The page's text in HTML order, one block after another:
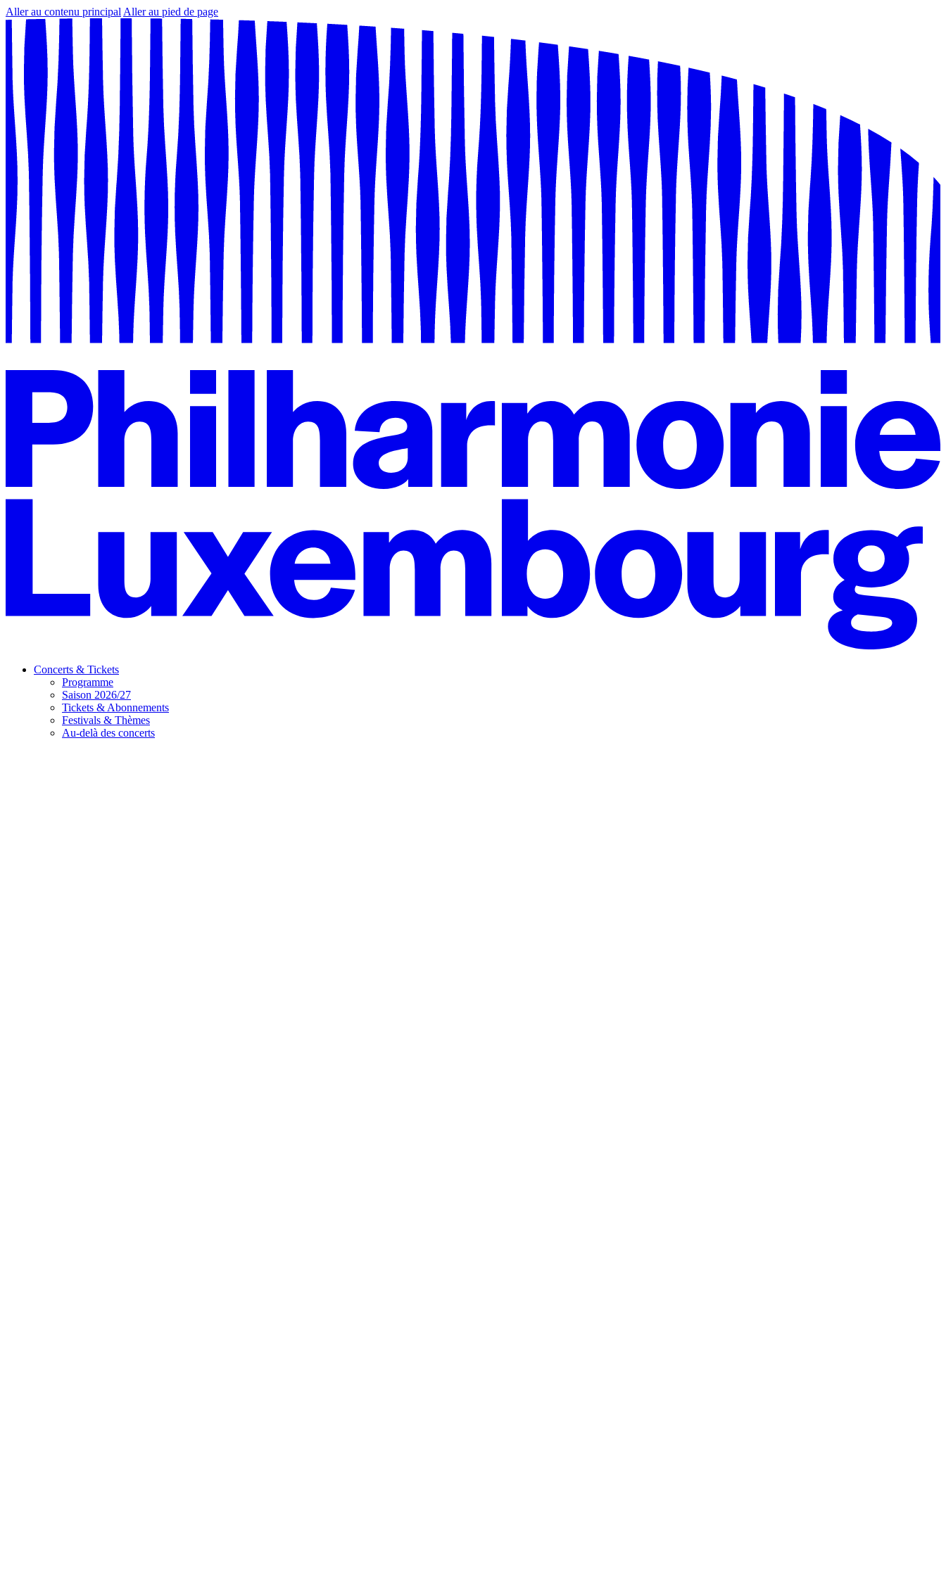
Aller au contenu principal Aller au pied de page
Concerts & Tickets
Programme
Saison 2026/27
Tickets & Abonnements
Festivals & Thèmes
Au-delà des concerts